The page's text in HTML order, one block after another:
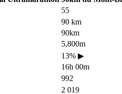
55
90 km
90km
5,800m
13% ▶
16h 00m
992
2 019